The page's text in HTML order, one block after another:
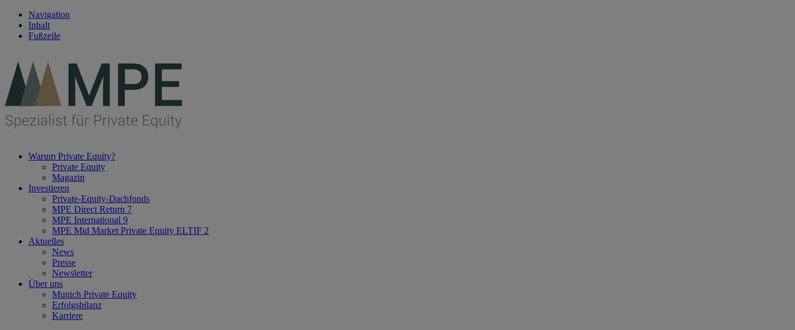
Navigation
Inhalt
Fußzeile
Warum Private Equity?
Private Equity
Magazin
Investieren
Private-Equity-Dachfonds
MPE Direct Return 7
MPE International 9
MPE Mid Market Private Equity ELTIF 2
Aktuelles
News
Presse
Newsletter
Über uns
Munich Private Equity
Erfolgsbilanz
Karriere